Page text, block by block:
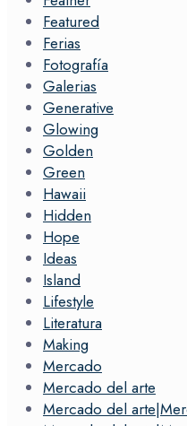
Featured
Ferias
Fotografía
Galerias
Generative
Glowing
Golden
Green
Hawaii
Hidden
Hope
Ideas
Island
Lifestyle
Literatura
Making
Mercado
Mercado del arte
Mercado del